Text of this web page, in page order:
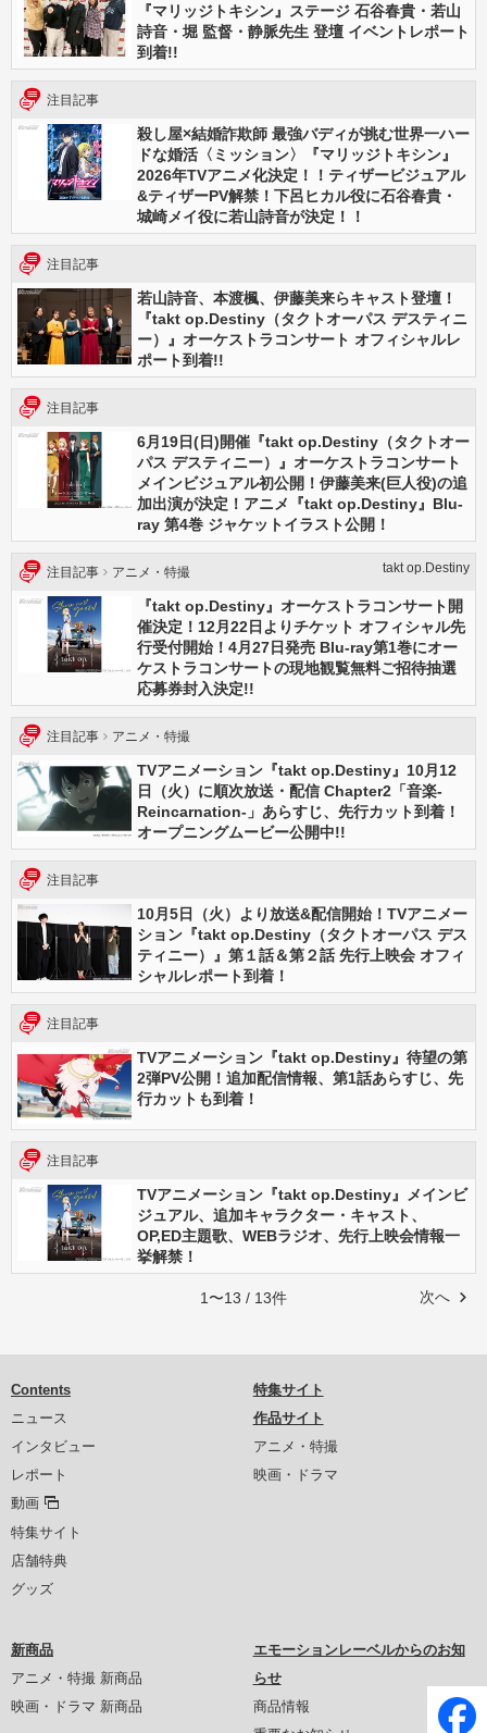
『マリッジトキシン』ステージ 石谷春貴・若山
詩音・堀 監督・静脈先生 登壇 イベントレポート
到着!!
注目記事
殺し屋×結婚詐欺師 最強バディが挑む世界一ハー
ドな婚活〈ミッション〉『マリッジトキシン』
2026年TVアニメ化決定！！ティザービジュアル
&ティザーPV解禁！下呂ヒカル役に石谷春貴・
城崎メイ役に若山詩音が決定！！
注目記事
若山詩音、本渡楓、伊藤美来らキャスト登壇！
『takt op.Destiny（タクトオーパス デスティニ
ー）』オーケストラコンサート オフィシャルレ
ポート到着!!
注目記事
6月19日(日)開催『takt op.Destiny（タクトオー
パス デスティニー）』オーケストラコンサート
メインビジュアル初公開！伊藤美来(巨人役)の追
加出演が決定！アニメ『takt op.Destiny』Blu-
ray 第4巻 ジャケットイラスト公開！
注目記事 アニメ・特撮 takt op.Destiny
『takt op.Destiny』オーケストラコンサート開
催決定！12月22日よりチケット オフィシャル先
行受付開始！4月27日発売 Blu-ray第1巻にオー
ケストラコンサートの現地観覧無料ご招待抽選
応募券封入決定!!
注目記事 アニメ・特撮
TVアニメーション『takt op.Destiny』10月12
日（火）に順次放送・配信 Chapter2「音楽-
Reincarnation-」あらすじ、先行カット到着！
オープニングムービー公開中!!
注目記事
10月5日（火）より放送&配信開始！TVアニメー
ション『takt op.Destiny（タクトオーパス デス
ティニー）』第１話＆第２話 先行上映会 オフィ
シャルレポート到着！
注目記事
TVアニメーション『takt op.Destiny』待望の第
2弾PV公開！追加配信情報、第1話あらすじ、先
行カットも到着！
注目記事
TVアニメーション『takt op.Destiny』メインビ
ジュアル、追加キャラクター・キャスト、
OP,ED主題歌、WEBラジオ、先行上映会情報一
挙解禁！
次へ
1〜13 / 13件
Contents
ニュース
インタビュー
レポート
動画
特集サイト
店舗特典
グッズ
特集サイト
作品サイト
アニメ・特撮
映画・ドラマ
新商品
アニメ・特撮 新商品
映画・ドラマ 新商品
エモーションレーベルからのお知
らせ
商品情報